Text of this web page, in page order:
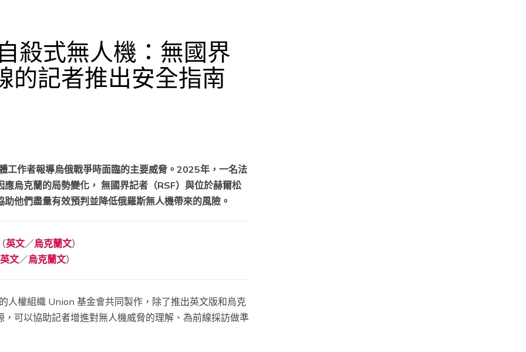
殺式無人機：無國界
的記者推出安全指南
作者報導烏俄戰爭時面臨的主要威脅。2025年，一名法
烏克蘭的局勢變化， 無國界記者（RSF）與位於赫爾松
他們盡量有效預判並降低俄羅斯無人機帶來的風險。
英文／烏克蘭文）
英文／烏克蘭文）
人權組織 Union 基金會共同製作，除了推出英文版和烏克
可以協助記者增進對無人機威脅的理解、為前線採訪做準